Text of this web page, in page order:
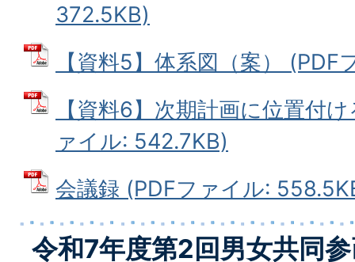
372.5KB)
【資料5】体系図（案） (PDF
【資料6】次期計画に位置付
ァイル: 542.7KB)
会議録 (PDFファイル:
令和7年度第2回男女共同